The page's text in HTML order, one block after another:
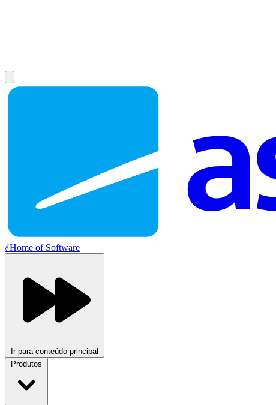
//Home of Software
Ir para conteúdo principal
Produtos